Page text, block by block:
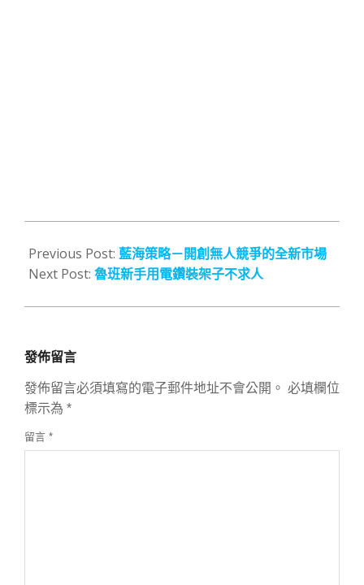
06-
27
Previous Post: 藍海策略－開創無人競爭的全新市場
Next Post: 魯班新手用電鑽裝架子不求人
發佈留言
發佈留言必須填寫的電子郵件地址不會公開。 必填欄位
標示為 *
留言 *